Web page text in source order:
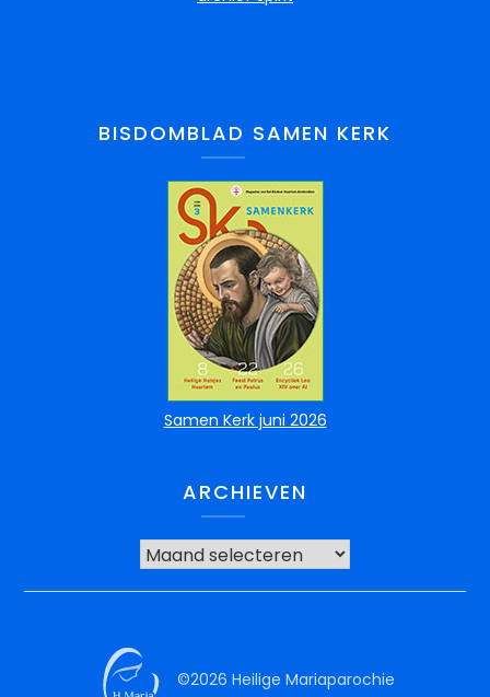
BISDOMBLAD SAMEN KERK
Samen Kerk juni 2026
ARCHIEVEN
©2026 Heilige Mariaparochie